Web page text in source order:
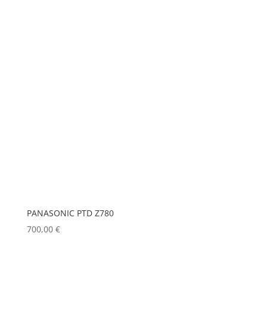
PANASONIC PTD Z780
700,00 €